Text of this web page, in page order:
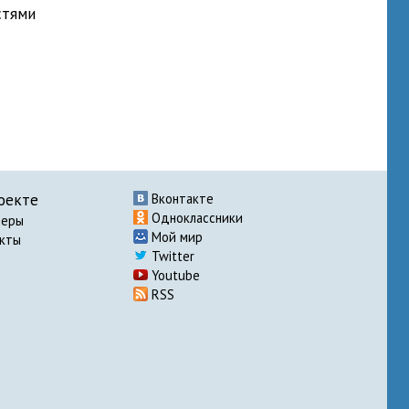
Вконтакте
Одноклассники
Мой мир
Twitter
Youtube
RSS